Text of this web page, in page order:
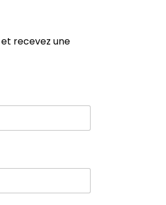
recevez une